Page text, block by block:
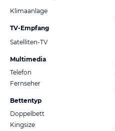
Klimaanlage
TV-Empfang
Satelliten-TV
Multimedia
Telefon
Fernseher
Bettentyp
Doppelbett
Kingsize